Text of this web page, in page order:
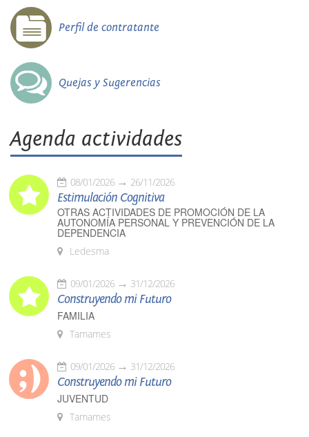
Perfil de contratante
Quejas y Sugerencias
Agenda actividades
08/01/2026 26/11/2026
Estimulación Cognitiva
OTRAS ACTIVIDADES DE PROMOCIÓN DE LA
AUTONOMÍA PERSONAL Y PREVENCIÓN DE LA
DEPENDENCIA
Ledesma
09/01/2026 31/12/2026
Construyendo mi Futuro
FAMILIA
Tamames
09/01/2026 31/12/2026
Construyendo mi Futuro
JUVENTUD
Tamames